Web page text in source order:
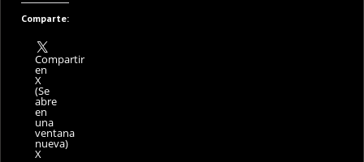
Comparte:
Compartir
en
X
(Se
abre
en
una
ventana
nueva)
X